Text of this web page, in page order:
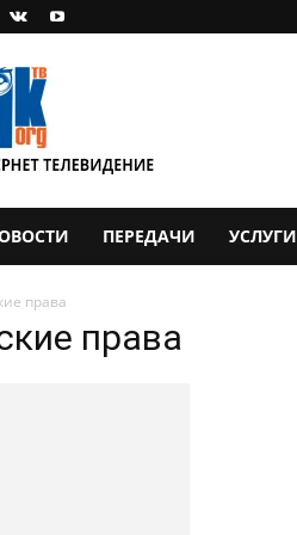
ПЕРЕДАЧИ УСЛУГИ
права
права